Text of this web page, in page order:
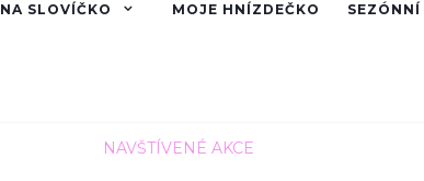
NA SLOVÍČKO MOJE HNÍZDEČKO
NAVŠTÍVENÉ AKCE